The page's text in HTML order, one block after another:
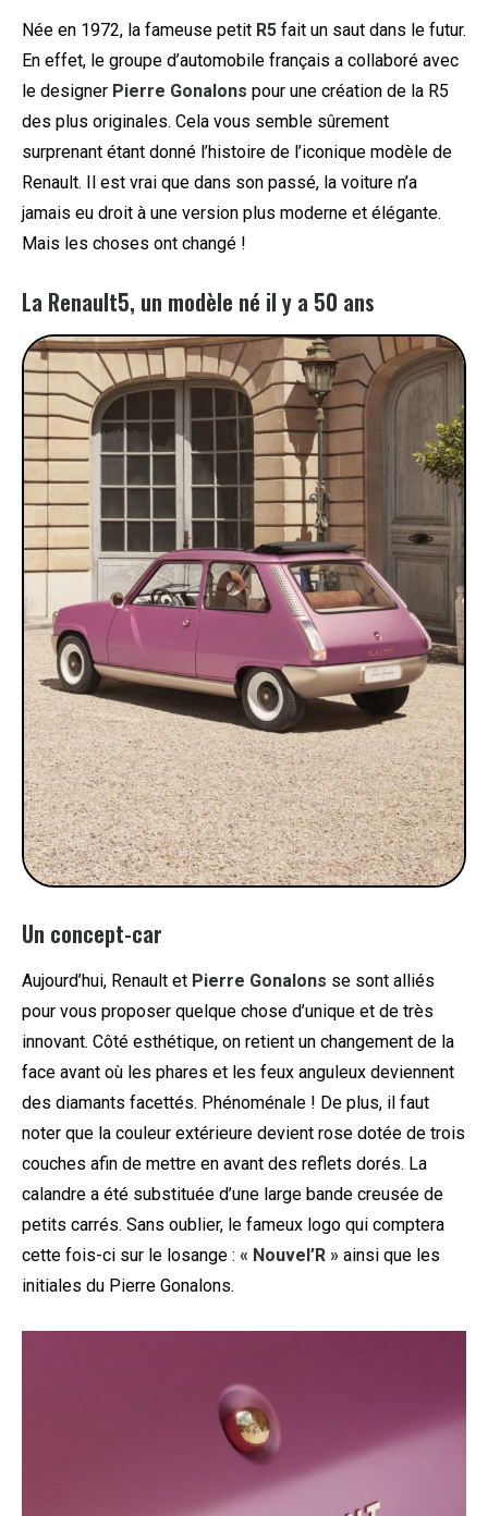
Née en 1972, la fameuse petit R5 fait un saut dans le futur.
En effet, le groupe d’automobile français a collaboré avec
le designer Pierre Gonalons pour une création de la R5
des plus originales. Cela vous semble sûrement
surprenant étant donné l’histoire de l’iconique modèle de
Renault. Il est vrai que dans son passé, la voiture n’a
jamais eu droit à une version plus moderne et élégante.
Mais les choses ont changé !
La Renault5, un modèle né il y a 50 ans
Un concept-car
Aujourd’hui, Renault et Pierre Gonalons se sont alliés
pour vous proposer quelque chose d’unique et de très
innovant. Côté esthétique, on retient un changement de la
face avant où les phares et les feux anguleux deviennent
des diamants facettés. Phénoménale ! De plus, il faut
noter que la couleur extérieure devient rose dotée de trois
couches afin de mettre en avant des reflets dorés. La
calandre a été substituée d’une large bande creusée de
petits carrés. Sans oublier, le fameux logo qui comptera
cette fois-ci sur le losange : « Nouvel’R » ainsi que les
initiales du Pierre Gonalons.